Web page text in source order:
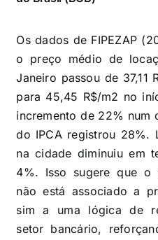
Os dados de FIPEZAP
o preço médio de
Janeiro passou de 37,11
para 45,45 R$/m2 no
incremento de 22% num
do IPCA registrou 28%.
na cidade diminuiu em
4%. Isso sugere que o
não está associado a
sim a uma lógica de
setor bancário,